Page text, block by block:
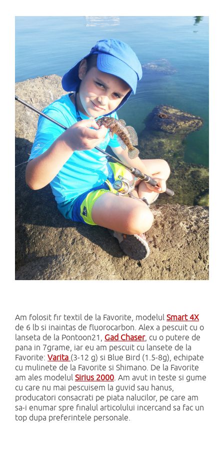
Am folosit fir textil de la Favorite, modelul Smart 4X
de 6 lb si inaintas de fluorocarbon. Alex a pescuit cu o
lanseta de la Pontoon21, Gad Chaser, cu o putere de
pana in 7grame, iar eu am pescuit cu lansete de la
Favorite: Varita (3-12 g) si Blue Bird (1.5-8g), echipate
cu mulinete de la Favorite si Shimano. De la Favorite
am ales modelul Sirius 2000. Am avut in teste si gume
cu care nu mai pescuisem la guvid sau hanus,
producatori consacrati pe piata nalucilor, pe care am
sa-i enumar spre finalul articolului incercand sa fac un
top dupa preferintele personale.